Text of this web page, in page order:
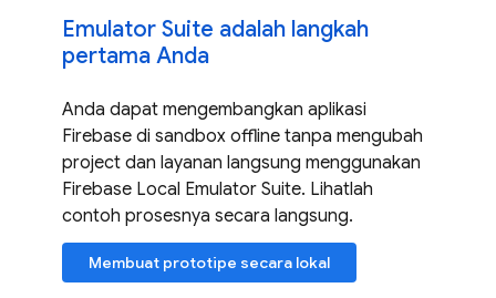
Emulator Suite adalah langkah
pertama Anda
Anda dapat mengembangkan aplikasi
Firebase di sandbox offline tanpa mengubah
project dan layanan langsung menggunakan
Firebase Local Emulator Suite. Lihatlah
contoh prosesnya secara langsung.
Membuat prototipe secara lokal